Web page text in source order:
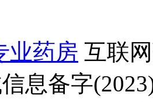
业药房 互联
息备字